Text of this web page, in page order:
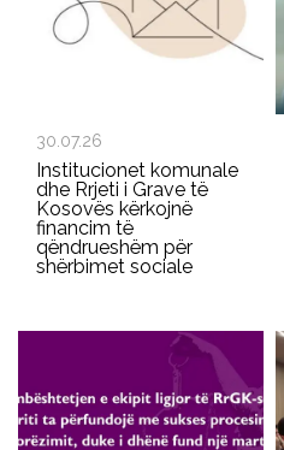
30.07.26
Institucionet komunale
dhe Rrjeti i Grave të
Kosovës kërkojnë
financim të
qëndrueshëm për
shërbimet sociale